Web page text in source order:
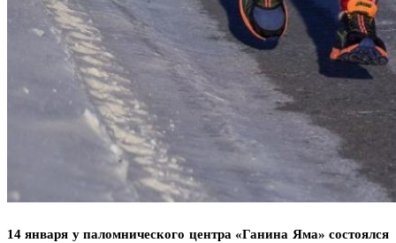
14 января у паломнического центра «Ганина Яма» состоялся